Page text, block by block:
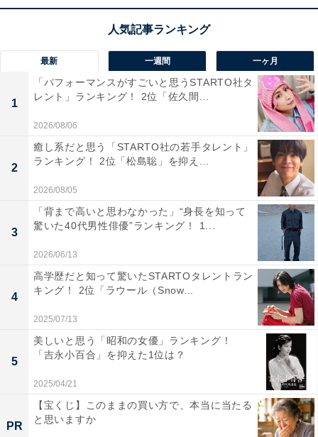
した。
田舎すぎず」「利便性が良い」といった声が寄せられて
います。
1位：安芸川尻（JR呉線）／評点71.7／偏差値
78.9
安芸川尻は、呉市に位置するJR呉線の駅で、今回が初登
場となりました。昨年は累計回答者数が30名未満で集計
最新 一週間 一ヶ月
1
「パフォーマンスがすごいと思うSTARTO社タ
レント」ランキング！ 2位「佐久間...
2026/08/06
2
癒し系だと思う「STARTO社の若手タレント」
ランキング！ 2位「松島聡」を抑え...
2026/08/05
3
「背まで高いと思わなかった」“身長を知って
驚いた40代男性俳優”ランキング！ 1...
2026/06/13
4
高学歴だと知って驚いたSTARTOタレントラン
キング！ 2位「ラウール（Snow...
2025/07/13
5
美しいと思う「昭和の女優」ランキング！
「吉永小百合」を抑えた1位は？
2025/04/21
PR
【宝くじ】このままの買い方で、本当に当たる
と思いますか